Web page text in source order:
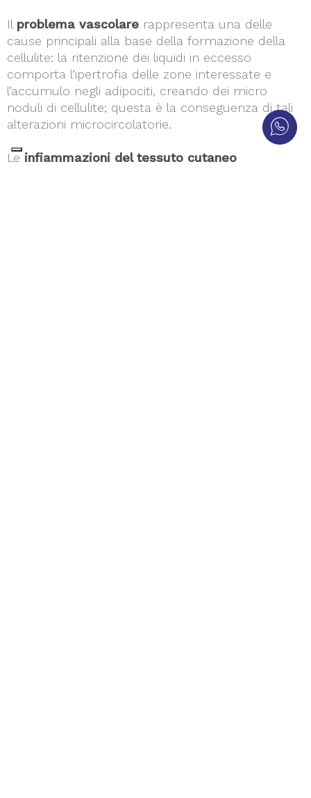
Il problema vascolare rappresenta una delle
cause principali alla base della formazione della
cellulite: la ritenzione dei liquidi in eccesso
comporta l’ipertrofia delle zone interessate e
l’accumulo negli adipociti, creando dei micro
noduli di cellulite; questa è la conseguenza di tali
alterazioni microcircolatorie.
Le infiammazioni del tessuto cutaneo